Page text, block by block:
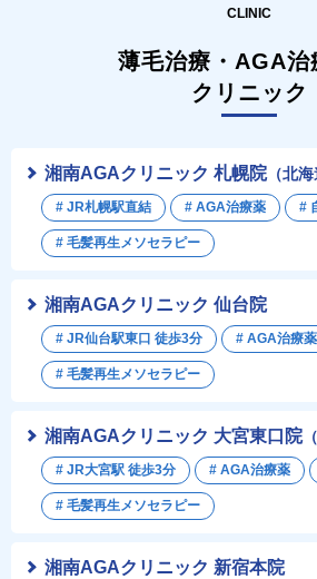
CLINIC
薄毛治療・AGA治
クリニック
湘南AGAクリニック 新宿本院
湘南AGAクリニック 札幌院（北海
# JR札幌駅直結 # AGA治療薬 #
# 毛髪再生メソセラピー
湘南AGAクリニック 仙台院
# JR仙台駅東口 徒歩3分 # AGA治療薬
# 毛髪再生メソセラピー
湘南AGAクリニック 大宮東口院
# JR大宮駅 徒歩3分 # AGA治療薬
# 毛髪再生メソセラピー